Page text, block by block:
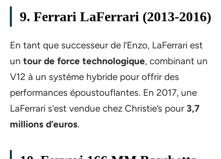
9. Ferrari LaFerrari (2013-2016)
En tant que successeur de l’Enzo, LaFerrari est
un tour de force technologique, combinant un
V12 à un système hybride pour offrir des
performances époustouflantes. En 2017, une
LaFerrari s’est vendue chez Christie’s pour 3,7
millions d’euros.